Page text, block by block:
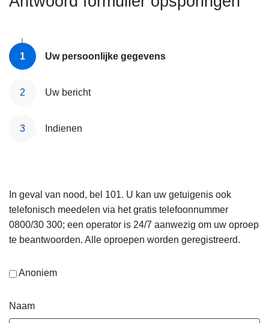
Uw persoonlijke gegevens
Uw bericht
Indienen
In geval van nood, bel 101. U kan uw getuigenis ook
telefonisch meedelen via het gratis telefoonnummer
0800/30 300; een operator is 24/7 aanwezig om uw oproep
te beantwoorden. Alle oproepen worden geregistreerd.
Anoniem
Naam